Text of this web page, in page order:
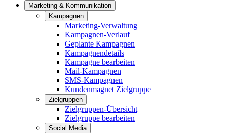
Marketing & Kommunikation
Kampagnen
Marketing-Verwaltung
Kampagnen-Verlauf
Geplante Kampagnen
Kampagnendetails
Kampagne bearbeiten
Mail-Kampagnen
SMS-Kampagnen
Kundenmagnet Zielgruppe
Zielgruppen
Zielgruppen-Übersicht
Zielgruppe bearbeiten
Social Media